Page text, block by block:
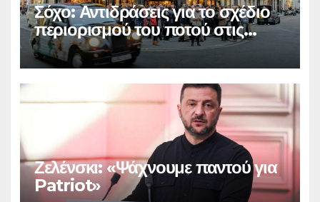
Σόχο: Αντιδράσεις για το σχέδιο
περιορισμού του ποτού στις
παμπ
Ζελένσκι: «Ψάχνουμε παντού για
Patriot»